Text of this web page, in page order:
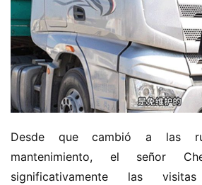
Desde que cambió a las
mantenimiento, el señor
significativamente las